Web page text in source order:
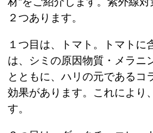
２つあります。
１つ目は、トマト。トマトに
は、シミの原因物質・メラニ
とともに、ハリの元であるコ
効果があります。これにより
す。